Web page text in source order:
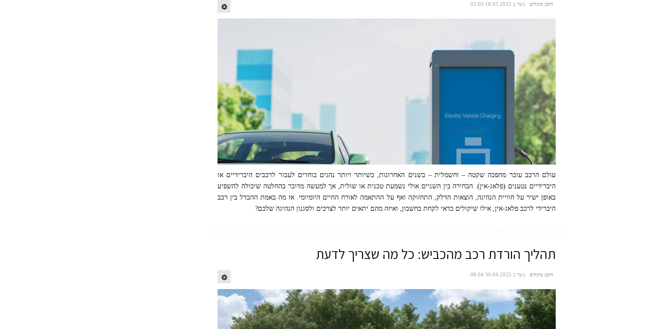
תוכן מקודם נוצר ב 18.05.2025 02:05
עולם הרכב עובר מהפכה שקטה – וחשמלית – בשנים האחרונות, כשיותר ויותר נהגים בוחרים לעבור לרכבים היברידיים או
היברידיים נטענים (פלאג-אין). הבחירה בין השניים אולי נשמעת טכנית או שולית, אך למעשה מדובר בהחלטה שיכולה להשפיע
באופן ישיר על חוויית הנהיגה, הוצאות הדלק, התחזוקה ואף על ההתאמה לאורח החיים היומיומי. אז מה באמת ההבדל בין רכב
היברידי לרכב פלאג-אין, אילו שיקולים כדאי לקחת בחשבון, ואיזה מהם יתאים יותר לצרכים ולסגנון הנהיגה שלכם?
תהליך הורדת רכב מהכביש: כל מה שצריך לדעת
תוכן מקודם נוצר ב 30.04.2025 08:04